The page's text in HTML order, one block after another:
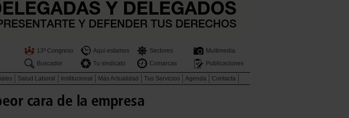
13º Congreso Aquí estamos Sectores
Multimedia
Buscador
Tu sindicato Comarcas Publicaciones
Salud Laboral Institucional Más Actualidad Tus Servicios Agenda Contacta
cara de la empresa